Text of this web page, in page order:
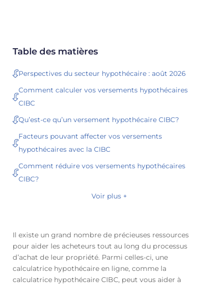
Table des matières
Perspectives du secteur hypothécaire : août 2026
Comment calculer vos versements hypothécaires
CIBC
Qu’est-ce qu’un versement hypothécaire CIBC?
Facteurs pouvant affecter vos versements
hypothécaires avec la CIBC
Comment réduire vos versements hypothécaires
CIBC?
Voir plus +
Il existe un grand nombre de précieuses ressources
pour aider les acheteurs tout au long du processus
d’achat de leur propriété. Parmi celles-ci, une
calculatrice hypothécaire en ligne, comme la
calculatrice hypothécaire CIBC, peut vous aider à